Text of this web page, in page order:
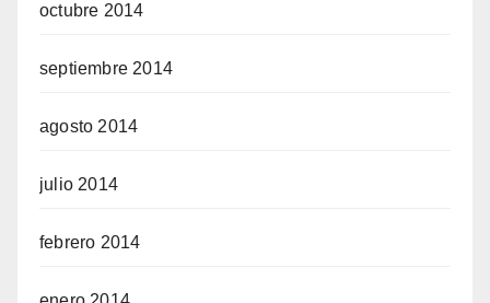
octubre 2014
septiembre 2014
agosto 2014
julio 2014
febrero 2014